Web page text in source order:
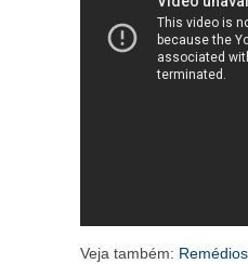
Veja também: